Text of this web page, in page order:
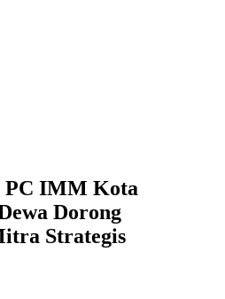
PC IMM Kota
Dorong
Strategis